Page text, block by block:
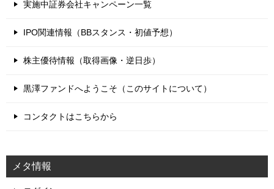
実施中証券会社キャンペーン一覧
IPO関連情報（BBスタンス・初値予想）
株主優待情報（取得画像・逆日歩）
黒澤ファンドへようこそ（このサイトについて）
コンタクトはこちらから
メタ情報